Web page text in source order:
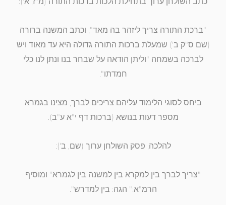
"ברכת התורה צריך ליזהר בה מאד", וכתב המשנה ברורה
(שם ס"ק ב') שמעלת ברכות התורה גדולה היא עד מאוד ויש
לברכה בשמחה "וליתן הודאה על שבחר בנו ונתן לנו כלי
חמדתו".
ביחס לסוגי הלימוד עליהם צריכים לברך, מצינו בגמרא
מספר דעות בנושא (ברכות דף י"א ע"ב).
להלכה, פסק השולחן ערוך (שם, ב'):
"צריך לברך בין למקרא בין למשנה בין לגמרא" ומוסיף
הרמ"א:" הגה: בין למדרש".